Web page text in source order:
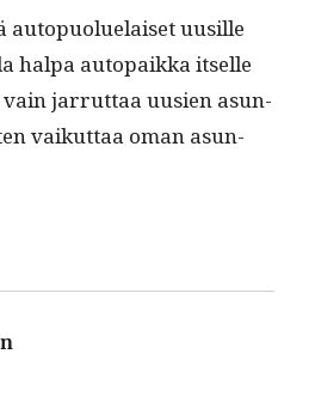
autop­uolue­laiset uusille
hal­pa autopaik­ka itselle
jar­rut­taa uusien asun­
vaikut­taa oman asun­